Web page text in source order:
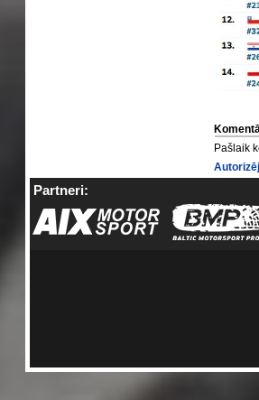
Pašlaik
Partneri: